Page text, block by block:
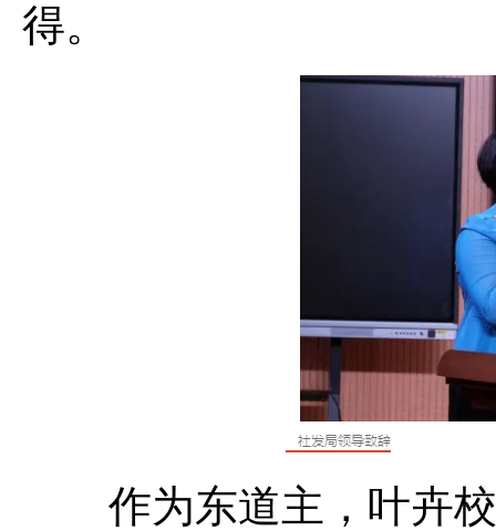
得。
作为东道主，叶卉校